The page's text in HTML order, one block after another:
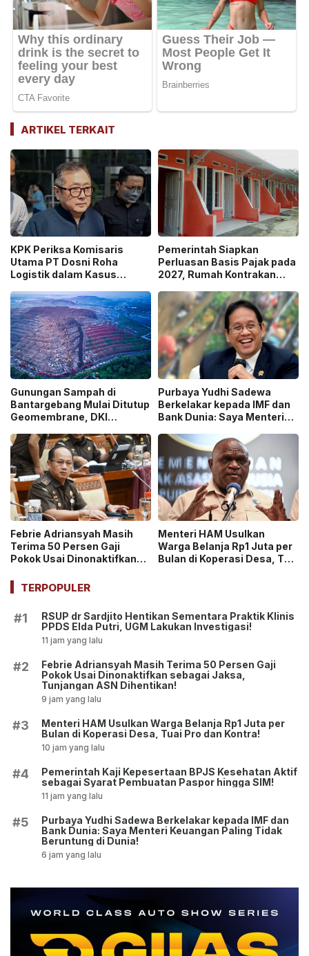
ARTIKEL TERKAIT
KPK Periksa Komisaris
Utama PT Dosni Roha
Logistik dalam Kasus
Pengangkutan Bansos!
Pemerintah Siapkan
Perluasan Basis Pajak pada
2027, Rumah Kontrakan
Pengawasan!
Gunungan Sampah di
Bantargebang Mulai Ditutup
Geomembrane, DKI
Sistem Open Dumping!
Purbaya Yudhi Sadewa
Berkelakar kepada IMF dan
Bank Dunia: Saya Menteri
Beruntung di Dunia!
Febrie Adriansyah Masih
Terima 50 Persen Gaji
Pokok Usai Dinonaktifkan
ASN Dihentikan!
Menteri HAM Usulkan
Warga Belanja Rp1 Juta per
Bulan di Koperasi Desa, Tuai
TERPOPULER
#1
RSUP dr Sardjito Hentikan Sementara Praktik Klinis
PPDS Elda Putri, UGM Lakukan Investigasi!
11 jam yang lalu
#2
Febrie Adriansyah Masih Terima 50 Persen Gaji
Pokok Usai Dinonaktifkan sebagai Jaksa,
Tunjangan ASN Dihentikan!
9 jam yang lalu
#3
Menteri HAM Usulkan Warga Belanja Rp1 Juta per
Bulan di Koperasi Desa, Tuai Pro dan Kontra!
10 jam yang lalu
#4
Pemerintah Kaji Kepesertaan BPJS Kesehatan Aktif
sebagai Syarat Pembuatan Paspor hingga SIM!
11 jam yang lalu
#5
Purbaya Yudhi Sadewa Berkelakar kepada IMF dan
Bank Dunia: Saya Menteri Keuangan Paling Tidak
Beruntung di Dunia!
6 jam yang lalu